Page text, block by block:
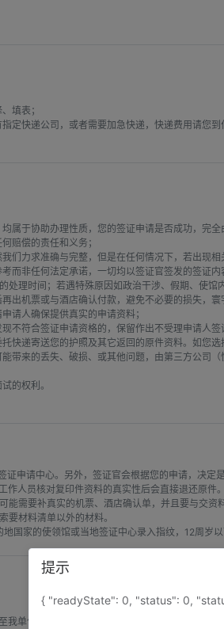
填表；
定快递公司，或者需要加急快递，快递费用请您到
属于协助办理性质，您的签证申请是否成功，完
赔偿的责任和义务；
们力求准确与完整，但是在任何情况下，若出现
而非任何法定承诺，一切均以签证官签发的签证内
处理时间；若遇特殊原因如政治干涉、假期、使
出机票或与酒店确认付款，避免不必要的损失，寰
请人确保提供真实的申请资料；
不符合签证申请资格的，保留作出不受理申请人签
快递寄送您的护照及其它返回的原件资料。如您
带来的丢失、破损、或其他问题，由第三方公司
的权利。
申请中心。另外，签证官会根据您的申请，决定
人员核对复印件资料的真实性后会直接退还原件。
能需要补真实的机票、酒店确认单，并且要与交资
要材料清单以外的材料。
国家的使领馆或当地签证中心录入指纹，12周岁
我单位；
提示
{ "readyState": 0, "status": 0,